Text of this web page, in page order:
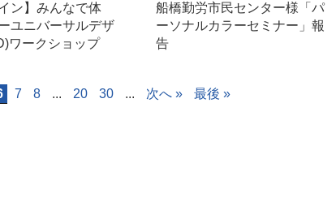
ン】みんなで体
ユニバーサルデザ
ワークショップ
船橋勤労市民センター様「パ
ーソナルカラーセミナー」報
告
7 8 ... 20 30 ... 次へ » 最後 »